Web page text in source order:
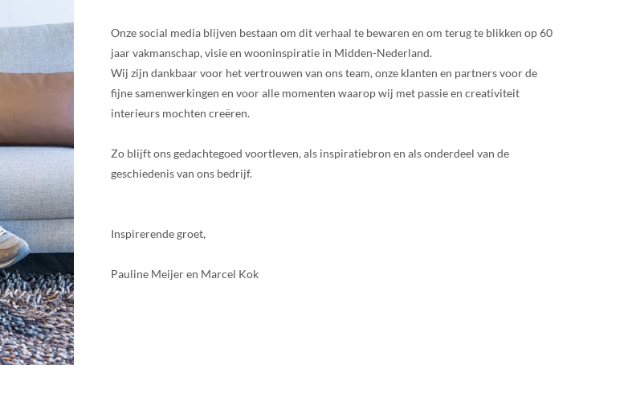
Onze social media blijven bestaan om dit verhaal te bewaren en om terug te blikken op 60
jaar vakmanschap, visie en wooninspiratie in Midden-Nederland.
Wij zijn dankbaar voor het vertrouwen van ons team, onze klanten en partners voor de
fijne samenwerkingen en voor alle momenten waarop wij met passie en creativiteit
interieurs mochten creëren.
Zo blijft ons gedachtegoed voortleven, als inspiratiebron en als onderdeel van de
geschiedenis van ons bedrijf.
Inspirerende groet,
Pauline Meijer en Marcel Kok